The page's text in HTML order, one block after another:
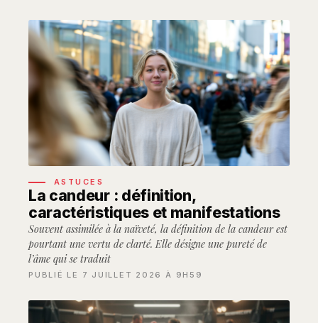
ASTUCES
La candeur : définition,
caractéristiques et manifestations
Souvent assimilée à la naïveté, la définition de la candeur est
pourtant une vertu de clarté. Elle désigne une pureté de
l’âme qui se traduit
PUBLIÉ LE 7 JUILLET 2026 À 9H59